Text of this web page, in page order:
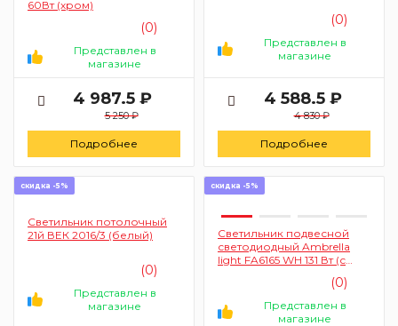
60Вт (хром)
(0)
Представлен в
магазине
4 987.5 ₽
5 250 ₽
Подробнее
(0)
Представлен в
магазине
4 588.5 ₽
4 830 ₽
Подробнее
скидка -5%
Светильник потолочный
21й ВЕК 2016/3 (белый)
(0)
Представлен в
магазине
скидка -5%
Светильник подвесной
светодиодный Ambrella
light FA6165 WH 131 Вт (с
(0)
Представлен в
магазине